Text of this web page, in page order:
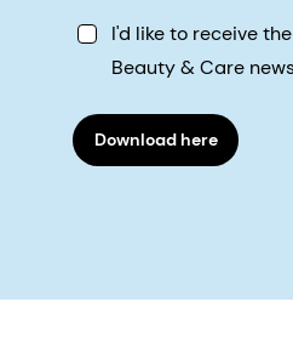
I'd like to receive
Beauty & Care
Download here